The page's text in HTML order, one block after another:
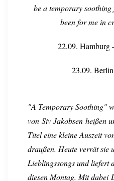
be a temporary soothing
been for me in
22.09. Hamburg
23.09.
"A Temporary Soothing"
von Siv Jakobsen heißen
Titel eine kleine Auszeit
draußen. Heute verrät sie
Lieblingssongs und liefert
diesen Montag. Mit